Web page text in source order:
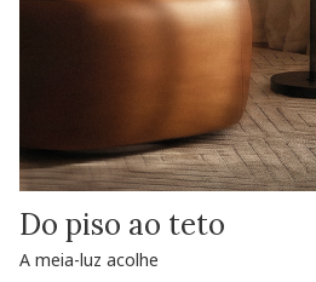
Do piso ao teto
A meia-luz acolhe